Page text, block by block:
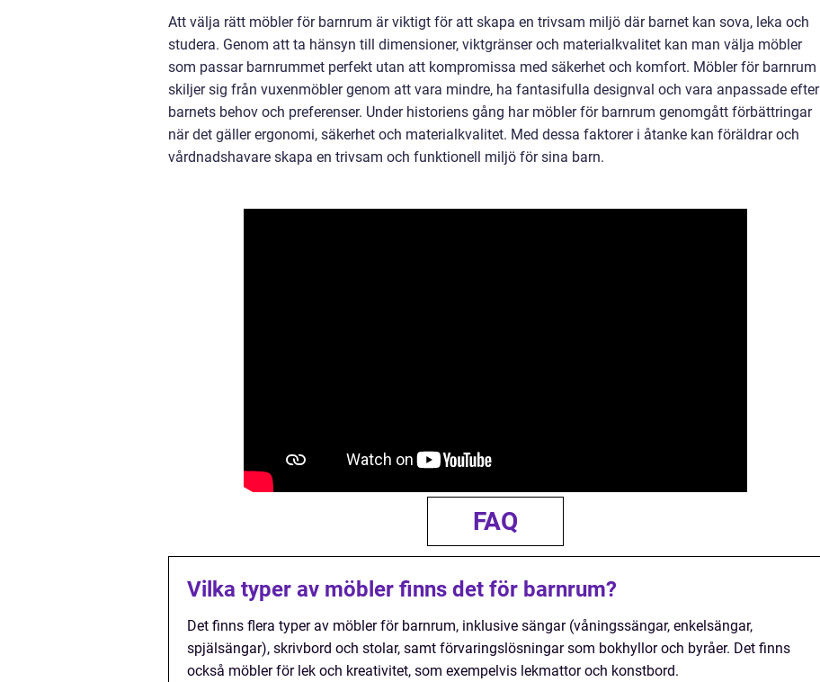
Att välja rätt möbler för barnrum är viktigt för att skapa en trivsam miljö där barnet kan sova, leka och
studera. Genom att ta hänsyn till dimensioner, viktgränser och materialkvalitet kan man välja möbler
som passar barnrummet perfekt utan att kompromissa med säkerhet och komfort. Möbler för barnrum
skiljer sig från vuxenmöbler genom att vara mindre, ha fantasifulla designval och vara anpassade efter
barnets behov och preferenser. Under historiens gång har möbler för barnrum genomgått förbättringar
när det gäller ergonomi, säkerhet och materialkvalitet. Med dessa faktorer i åtanke kan föräldrar och
vårdnadshavare skapa en trivsam och funktionell miljö för sina barn.
FAQ
Vilka typer av möbler finns det för barnrum?
Det finns flera typer av möbler för barnrum, inklusive sängar (våningssängar, enkelsängar,
spjälsängar), skrivbord och stolar, samt förvaringslösningar som bokhyllor och byråer. Det finns
också möbler för lek och kreativitet, som exempelvis lekmattor och konstbord.